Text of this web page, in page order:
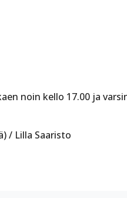
noin kello 17.00 ja
/ Lilla Saaristo